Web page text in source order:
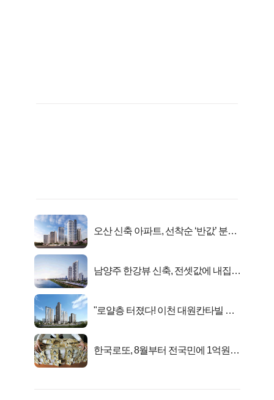
오산 신축 아파트, 선착순 ‘반값’ 분양
남양주 한강뷰 신축, 전셋값에 내집마
"로얄층 터졌다! 이천 대원칸타빌 잔
한국로또, 8월부터 전국민에 1억원씩